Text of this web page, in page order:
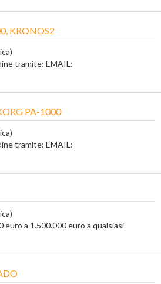
KRONOS2
tramite: EMAIL:
PA-1000
tramite: EMAIL:
a 1.500.000 euro a qualsiasi